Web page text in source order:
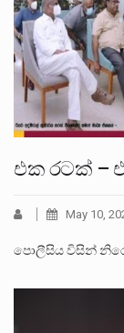
එක රටක් –
May 10,
පොලීසිය විසින්